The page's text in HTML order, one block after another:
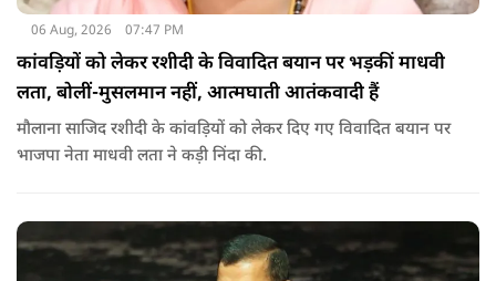
06 Aug, 2026 07:47 PM
कांवड़ियों को लेकर रशीदी के विवादित बयान पर भड़कीं माधवी
लता, बोलीं-मुसलमान नहीं, आत्मघाती आतंकवादी हैं
मौलाना साजिद रशीदी के कांवड़ियों को लेकर दिए गए विवादित बयान पर
भाजपा नेता माधवी लता ने कड़ी निंदा की.